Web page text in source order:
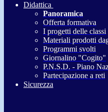
Didattica
Panoramica
Offerta formativa
I progetti delle classi
Materiali prodotti
Programmi svolti
Giornalino "Cogito"
P.N.S.D. - Piano
Partecipazione a reti
Sicurezza